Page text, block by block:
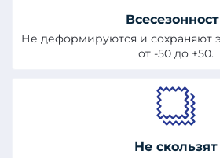
Не деформируются и сохраняют
от -50 до +50.
Не скользят